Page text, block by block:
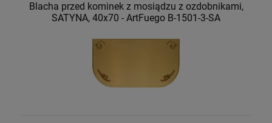
Blacha przed kominek z mosiądzu z ozdobnikami,
SATYNA, 40x70 - ArtFuego B-1501-3-SA